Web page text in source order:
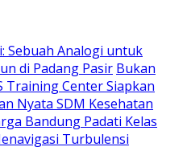
Sebuah Analogi untuk
di Padang Pasir Bukan
Training Center Siapkan
Nyata SDM Kesehatan
Bandung Padati Kelas
Turbulensi